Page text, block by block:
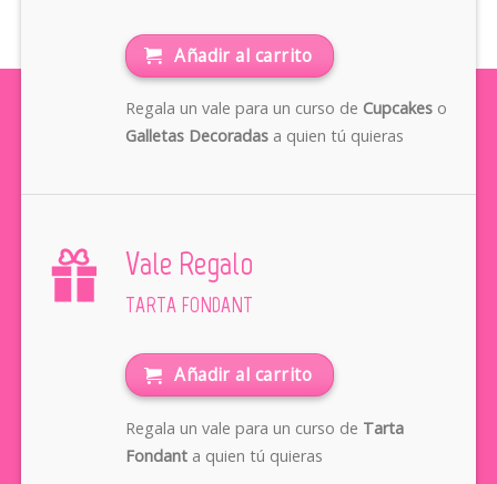
Añadir al carrito
Regala un vale para un curso de Cupcakeso
Galletas Decoradasa quien tú quieras
Vale Regalo
TARTA FONDANT
Añadir al carrito
Regala un vale para un curso de Tarta
Fondanta quien tú quieras